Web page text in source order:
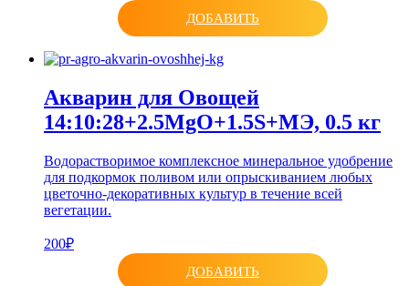
ДОБАВИТЬ
Акварин для Овощей
14:10:28+2.5MgO+1.5S+МЭ, 0.5 кг
Водорастворимое комплексное минеральное удобрение
для подкормок поливом или опрыскиванием любых
цветочно-декоративных культур в течение всей
вегетации.
200₽
ДОБАВИТЬ